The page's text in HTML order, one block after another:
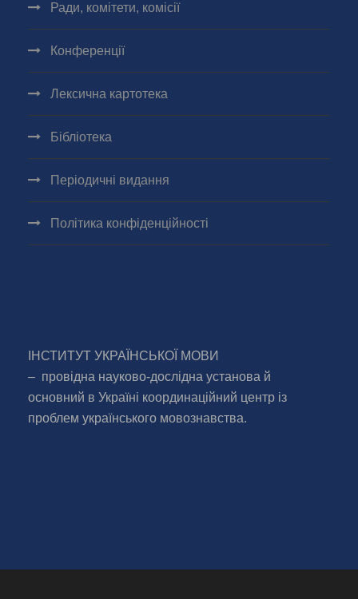
Ради, комітети, комісії
Конференції
Лексична картотека
Бібліотека
Періодичні видання
Політика конфіденційності
ІНСТИТУТ УКРАЇНСЬКОЇ МОВИ
– провідна науково-дослідна установа й
основний в Україні координаційний центр із
проблем українського мовознавства.